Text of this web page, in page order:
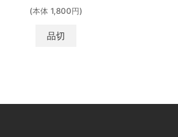
(本体 1,800円)
品切